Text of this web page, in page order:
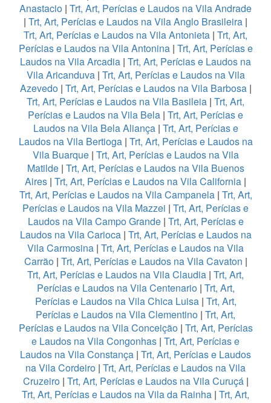
Anastacio | Trt, Art, Perícias e Laudos na Vila Andrade
| Trt, Art, Perícias e Laudos na Vila Anglo Brasileira |
Trt, Art, Perícias e Laudos na Vila Antonieta | Trt, Art,
Perícias e Laudos na Vila Antonina| Trt, Art, Perícias e
Laudos na Vila Arcadia | Trt, Art, Perícias e Laudos na
Vila Aricanduva| Trt, Art, Perícias e Laudos na Vila
Azevedo| Trt, Art, Perícias e Laudos na Vila Barbosa|
Trt, Art, Perícias e Laudos na Vila Basileia | Trt, Art,
Perícias e Laudos na Vila Bela | Trt, Art, Perícias e
Laudos na Vila Bela Aliança| Trt, Art, Perícias e
Laudos na Vila Bertioga| Trt, Art, Perícias e Laudos na
Vila Buarque| Trt, Art, Perícias e Laudos na Vila
Matilde| Trt, Art, Perícias e Laudos na Vila Buenos
Aires | Trt, Art, Perícias e Laudos na Vila California |
Trt, Art, Perícias e Laudos na Vila Campanela| Trt, Art,
Perícias e Laudos na Vila Mazzei | Trt, Art, Perícias e
Laudos na Vila Campo Grande| Trt, Art, Perícias e
Laudos na Vila Carioca| Trt, Art, Perícias e Laudos na
Vila Carmosina | Trt, Art, Perícias e Laudos na Vila
Carrão| Trt, Art, Perícias e Laudos na Vila Cavaton |
Trt, Art, Perícias e Laudos na Vila Claudia | Trt, Art,
Perícias e Laudos na Vila Centenario| Trt, Art,
Perícias e Laudos na Vila Chica Luisa | Trt, Art,
Perícias e Laudos na Vila Clementino | Trt, Art,
Perícias e Laudos na Vila Conceição| Trt, Art, Perícias
e Laudos na Vila Congonhas | Trt, Art, Perícias e
Laudos na Vila Constança | Trt, Art, Perícias e Laudos
na Vila Cordeiro | Trt, Art, Perícias e Laudos na Vila
Cruzeiro | Trt, Art, Perícias e Laudos na Vila Curuçá |
Trt, Art, Perícias e Laudos na Vila da Rainha | Trt, Art,